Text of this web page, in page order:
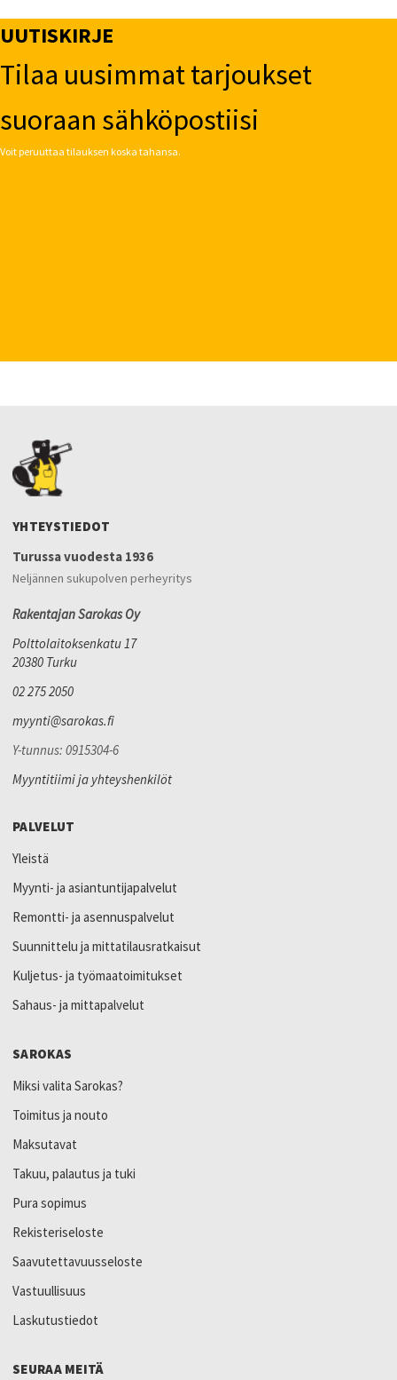
UUTISKIRJE
Tilaa uusimmat tarjoukset
suoraan sähköpostiisi
Voit peruuttaa tilauksen koska tahansa.
YHTEYSTIEDOT
Turussa vuodesta 1936
Neljännen sukupolven perheyritys
Rakentajan Sarokas Oy
Polttolaitoksenkatu 17
20380 Turku
02 275 2050
myynti@sarokas.fi
Y-tunnus: 0915304-6
Myyntitiimi ja yhteyshenkilöt
PALVELUT
Yleistä
Myynti- ja asiantuntijapalvelut
Remontti- ja asennuspalvelut
Suunnittelu ja mittatilausratkaisut
Kuljetus- ja työmaatoimitukset
Sahaus- ja mittapalvelut
SAROKAS
Miksi valita Sarokas?
Toimitus ja nouto
Maksutavat
Takuu, palautus ja tuki
Pura sopimus
Rekisteriseloste
Saavutettavuusseloste
Vastuullisuus
Laskutustiedot
SEURAA MEITÄ